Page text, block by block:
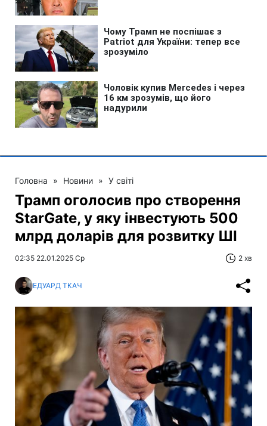
Головна » Новини » У світі
Трамп оголосив про створення
StarGate, у яку інвестують 500
млрд доларів для розвитку ШІ
02:35 22.01.2025 Ср 2 хв
ЕДУАРД ТКАЧ